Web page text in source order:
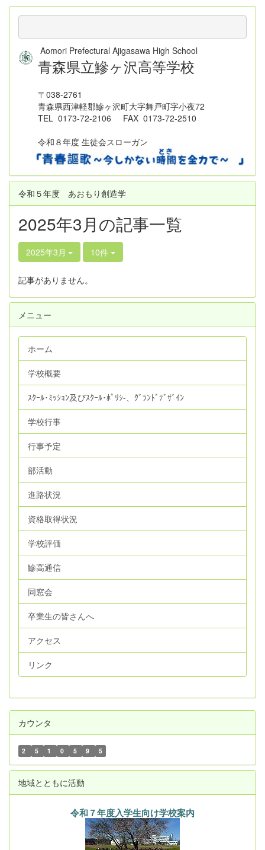
Aomori Prefectural Ajigasawa High School
青森県立鰺ヶ沢高等学校
〒038-2761
青森県西津軽郡鰺ヶ沢町大字舞戸町字小夜72
TEL 0173-72-2106 FAX 0173-72-2510
令和８年度 生徒会スローガン
令和５年度 あおもり創造学
2025年3月の記事一覧
2025年3月 10件
記事がありません。
メニュー
ホーム
学校概要
ｽｸｰﾙ･ﾐｯｼｮﾝ及びｽｸｰﾙ･ﾎﾟﾘｼ‐、ｸﾞﾗﾝﾄﾞﾃﾞｻﾞｲﾝ
学校行事
行事予定
部活動
進路状況
資格取得状況
学校評価
鰺高通信
同窓会
卒業生の皆さんへ
アクセス
リンク
カウンタ
2 5 1 0 5 9 5
地域とともに活動
令和７年度入学生向け学校案内